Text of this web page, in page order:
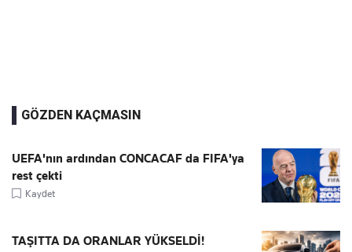
GÖZDEN KAÇMASIN
UEFA'nın ardından CONCACAF da FIFA'ya
rest çekti
Kaydet
TAŞITTA DA ORANLAR YÜKSELDİ!